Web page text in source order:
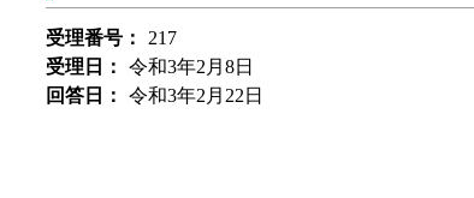
受理番号：
217
受理日：
令和3年2月8日
回答日：
令和3年2月22日